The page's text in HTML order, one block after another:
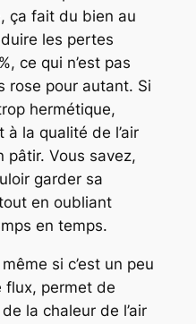
ça fait du bien au
les pertes
ce qui n’est pas
rose pour autant. Si
hermétique,
à la qualité de l’air
pâtir. Vous savez,
garder sa
en oubliant
en temps.
même si c’est un peu
flux, permet de
la chaleur de l’air